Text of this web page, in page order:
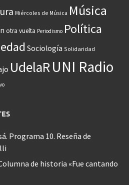
Miércoles de Música Música
otra vuelta Periodismo Política
Sociología Solidaridad
UdelaRUNI Radio
Programa 10. Reseña de
de historia «Fue cantando